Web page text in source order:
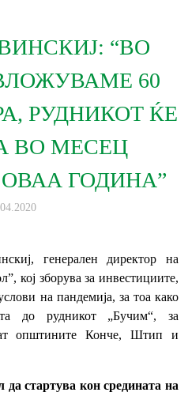
“ВО
60
РУДНИКОТ ЌЕ
ВО МЕСЕЦ
ГОДИНА”
генерален директор на
кој зборува за инвестициите,
на пандемија, за тоа како
до рудникот „Бучим“, за
општините Конче, Штип и
стартува кон средината на